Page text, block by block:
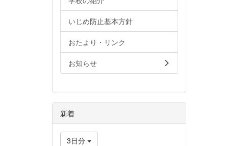
いじめ防止基本方針
おたより・リンク
お知らせ
新着
3日分